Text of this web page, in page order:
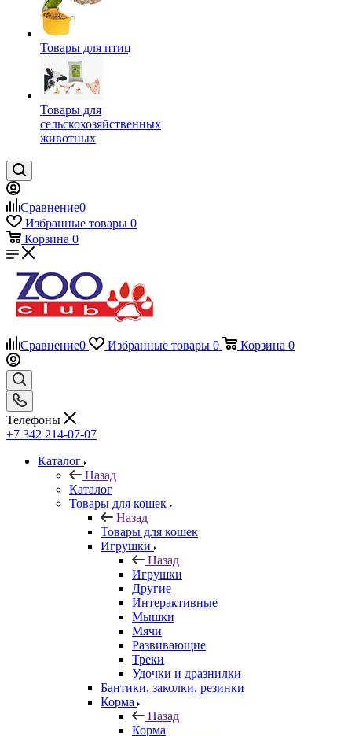
Товары для птиц
Товары для
сельскохозяйственных
животных
Сравнение0
Избранные товары 0
Корзина 0
Сравнение0 Избранные товары 0 Корзина 0
Телефоны
+7 342 214-07-07
Каталог
Назад
Каталог
Товары для кошек
Назад
Товары для кошек
Игрушки
Назад
Игрушки
Другие
Интерактивные
Мышки
Мячи
Развивающие
Треки
Удочки и дразнилки
Бантики, заколки, резинки
Корма
Назад
Корма